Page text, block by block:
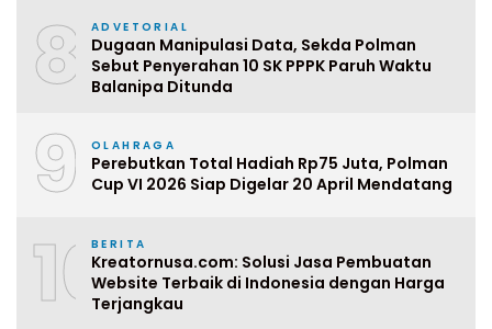
8 ADVETORIAL
Dugaan Manipulasi Data, Sekda Polman
Sebut Penyerahan 10 SK PPPK Paruh Waktu
Balanipa Ditunda
9 OLAHRAGA
Perebutkan Total Hadiah Rp75 Juta, Polman
Cup VI 2026 Siap Digelar 20 April Mendatang
10BERITA
Kreatornusa.com: Solusi Jasa Pembuatan
Website Terbaik di Indonesia dengan Harga
Terjangkau